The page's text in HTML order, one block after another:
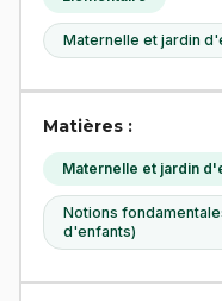
Maternelle et jardin
Matières :
Maternelle et jardin
Notions
d'enfants)